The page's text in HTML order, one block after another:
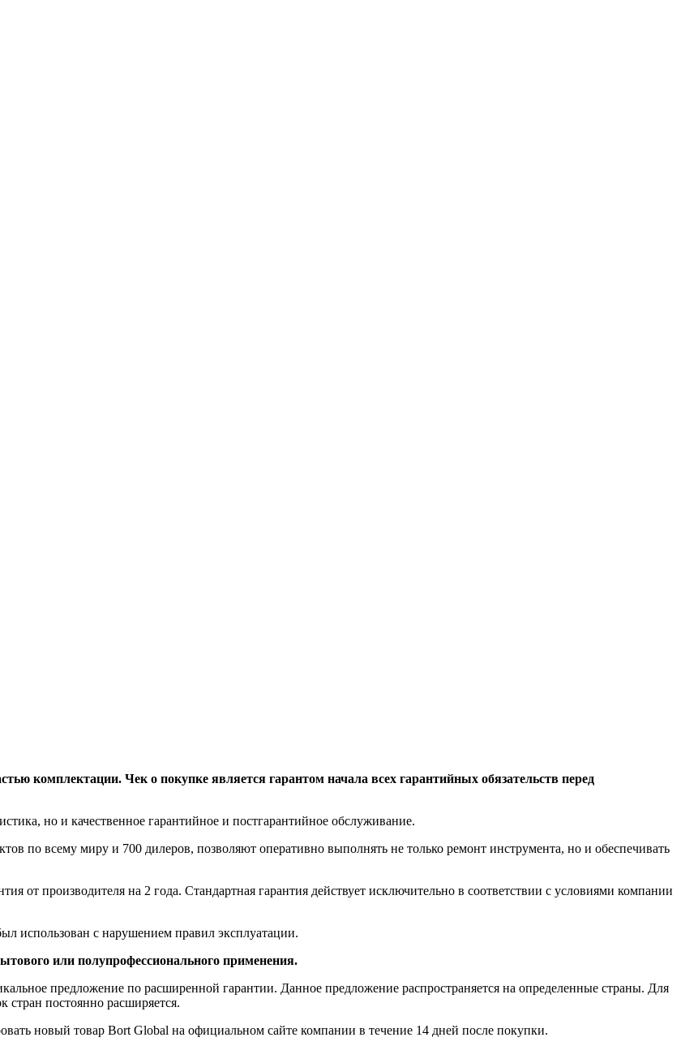
комплектации. Чек о покупке является гарантом начала всех гарантийных обязательств перед
но и качественное гарантийное и постгарантийное обслуживание.
по всему миру и 700 дилеров, позволяют оперативно выполнять не только ремонт инструмента, но и обеспечивать
от производителя на 2 года. Стандартная гарантия действует исключительно в соответствии с условиями компании
использован с нарушением правил эксплуатации.
или полупрофессионального применения.
предложение по расширенной гарантии. Данное предложение распространяется на определенные страны. Для
постоянно расширяется.
новый товар Bort Global на официальном сайте компании в течение 14 дней после покупки.